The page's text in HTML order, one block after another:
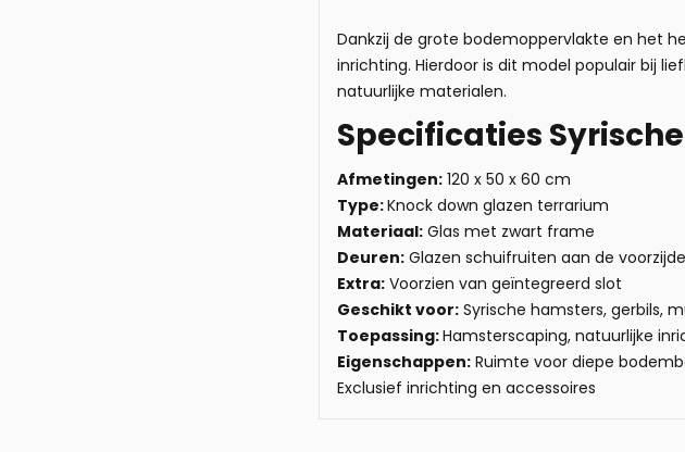
Dankzij de grote bodemoppervlakte en het
inrichting. Hierdoor is dit model populair bij
natuurlijke materialen.
Specificaties
Afmetingen: 120 x 50 x 60 cm
Type:Knock down glazen terrarium
Materiaal: Glas met zwart frame
Deuren: Glazen schuifruiten aan de voorzijde
Extra: Voorzien van geïntegreerd slot
Geschikt voor: Syrische hamsters, gerbils,
Toepassing:Hamsterscaping, natuurlijke
Eigenschappen: Ruimte voor diepe
Exclusief inrichting en accessoires